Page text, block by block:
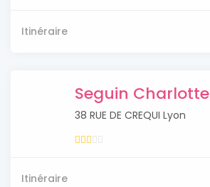
Itinéraire
Seguin Charlotte
38 RUE DE CREQUI Lyon
Itinéraire